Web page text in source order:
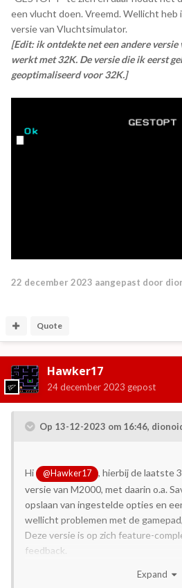
een vlucht doen. Vreemd. Wellicht
versie van Vluchtsimulator.
[Edit: ik ontdekte net een andere
werkt met 32K. De versie die ik eerst
geoptimaliseerd voor 32K.]
22 december 2023 aangepast door
Quote
Hawker17
24 december 2023 gepost
Op 13-12-2023 om 16:46,
Hi @Hawker17
, hierbij de laatste
versie van M2000, met daarin o.a.
opslaan van ingestelde opties en
wellicht problemen met de
Deze versie is op zich feature-
feedback.
worden getoond (ideetje van
Expand